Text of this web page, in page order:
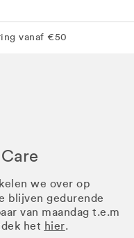
vanaf €50
we over op
blijven gedurende
van maandag t.e.m
het hier.